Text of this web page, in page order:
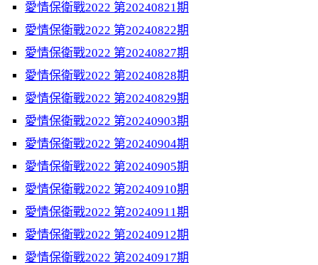
愛情保衛戰2022 第20240821期
愛情保衛戰2022 第20240822期
愛情保衛戰2022 第20240827期
愛情保衛戰2022 第20240828期
愛情保衛戰2022 第20240829期
愛情保衛戰2022 第20240903期
愛情保衛戰2022 第20240904期
愛情保衛戰2022 第20240905期
愛情保衛戰2022 第20240910期
愛情保衛戰2022 第20240911期
愛情保衛戰2022 第20240912期
愛情保衛戰2022 第20240917期